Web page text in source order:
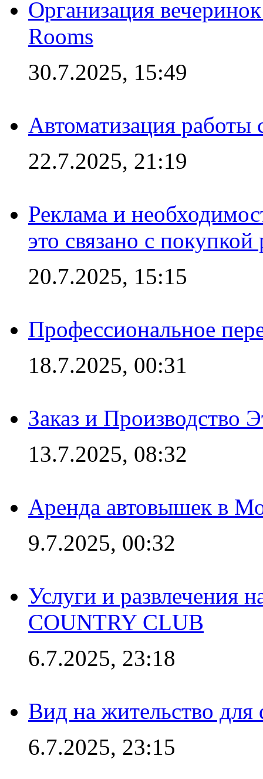
Организация
Rooms
30.7.2025, 15:49
Автоматизация работы
22.7.2025, 21:19
Реклама и
это связано с покупкой
20.7.2025, 15:15
Профессиональное
18.7.2025, 00:31
Заказ и Производство
13.7.2025, 08:32
Аренда автовышек в
9.7.2025, 00:32
Услуги и развлечения
COUNTRY CLUB
6.7.2025, 23:18
Вид на жительство
6.7.2025, 23:15